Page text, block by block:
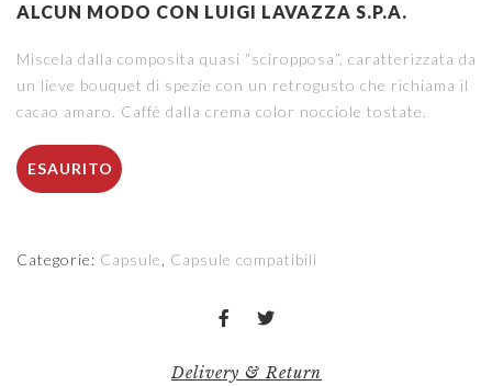
ALCUN MODO CON LUIGI LAVAZZA S.P.A.
Miscela dalla composita quasi “sciropposa”, caratterizzata da
un lieve bouquet di spezie con un retrogusto che richiama il
cacao amaro. Caffè dalla crema color nocciole tostate.
ESAURITO
Categorie: Capsule Capsule compatibili
Delivery & Return